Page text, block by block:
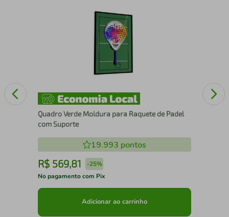
Quadro Verde Moldura para Raquete de Padel
com Suporte
19.993 pontos
R$ 569,81 -25%
No pagamento com Pix
Adicionar ao carrinho